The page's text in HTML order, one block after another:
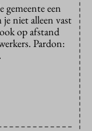
gemeente een
je niet alleen vast
op afstand
Pardon: